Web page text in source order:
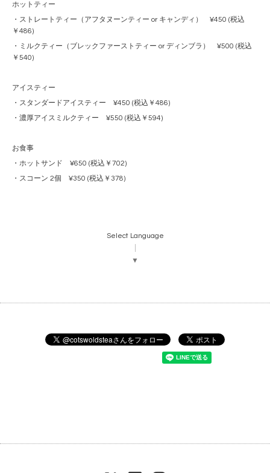
ホットティー
・ストレートティー（アフタヌーンティー or キャンディ） ¥450 (税込
￥486)
・ミルクティー（ブレックファーストティー or ディンブラ） ¥500 (税込
￥540)
アイスティー
・スタンダードアイスティー ¥450 (税込￥486)
・濃厚アイスミルクティー ¥550 (税込￥594)
お食事
・ホットサンド ¥650 (税込￥702)
・スコーン 2個 ¥350 (税込￥378)
Select Language
▼